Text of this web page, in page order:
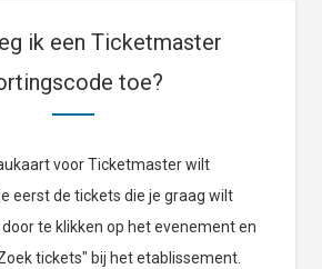
ik een Ticketmaster
toe?
voor Ticketmaster wilt
eerst de tickets die je graag wilt
door te klikken op het evenement en
tickets" bij het etablissement.